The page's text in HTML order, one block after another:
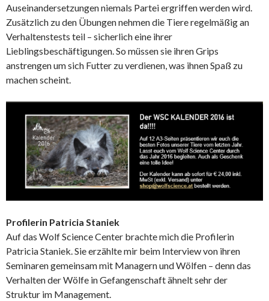
Auseinandersetzungen niemals Partei ergriffen werden wird.
Zusätzlich zu den Übungen nehmen die Tiere regelmäßig an
Verhaltenstests teil – sicherlich eine ihrer
Lieblingsbeschäftigungen. So müssen sie ihren Grips
anstrengen um sich Futter zu verdienen, was ihnen Spaß zu
machen scheint.
Profilerin Patricia Staniek
Auf das Wolf Science Center brachte mich die Profilerin
Patricia Staniek. Sie erzählte mir beim Interview von ihren
Seminaren gemeinsam mit Managern und Wölfen – denn das
Verhalten der Wölfe in Gefangenschaft ähnelt sehr der
Struktur im Management.